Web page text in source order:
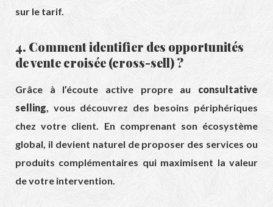
sur le tarif.
4. Comment identifier des opportunités
de vente croisée (cross-sell) ?
Grâce à l’écoute active propre au consultative
selling, vous découvrez des besoins périphériques
chez votre client. En comprenant son écosystème
global, il devient naturel de proposer des services ou
produits complémentaires qui maximisent la valeur
de votre intervention.